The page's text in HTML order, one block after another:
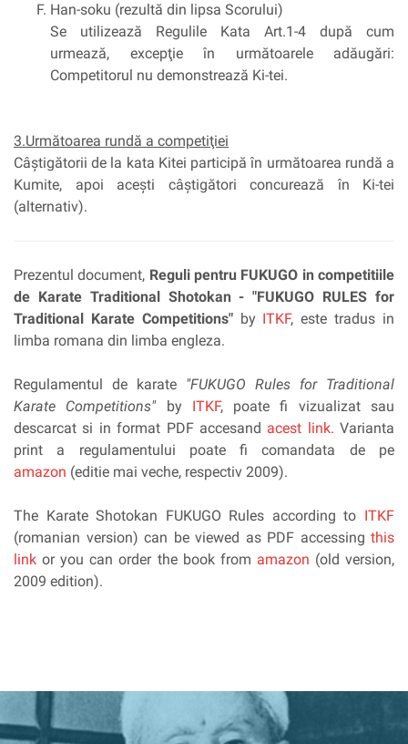
Han-soku (rezultă din lipsa Scorului)
Se utilizează Regulile Kata Art.1-4 după cum
urmează, excepţie în următoarele adăugări:
Competitorul nu demonstrează Ki-tei.
3.Următoarea rundă a competiţiei
Câştigătorii de la kata Kitei participă în următoarea rundă a
Kumite, apoi aceşti câştigători concurează în Ki-tei
(alternativ).
Prezentul document, Reguli pentru FUKUGO in competitiile
de Karate Traditional Shotokan - "FUKUGO RULES for
Traditional Karate Competitions"by ITKF, este tradus in
limba romana din limba engleza.
Regulamentul de karate "FUKUGO Rules for Traditional
Karate Competitions"
by ITKF, poate fi vizualizat sau
descarcat si in format PDF accesand acest link. Varianta
print a regulamentului poate fi comandata de pe
amazon (editie mai veche, respectiv 2009).
The Karate Shotokan FUKUGO Rules according to ITKF
(romanian version) can be viewed as PDF accessing this
link or you can order the book from amazon (old version,
2009 edition).